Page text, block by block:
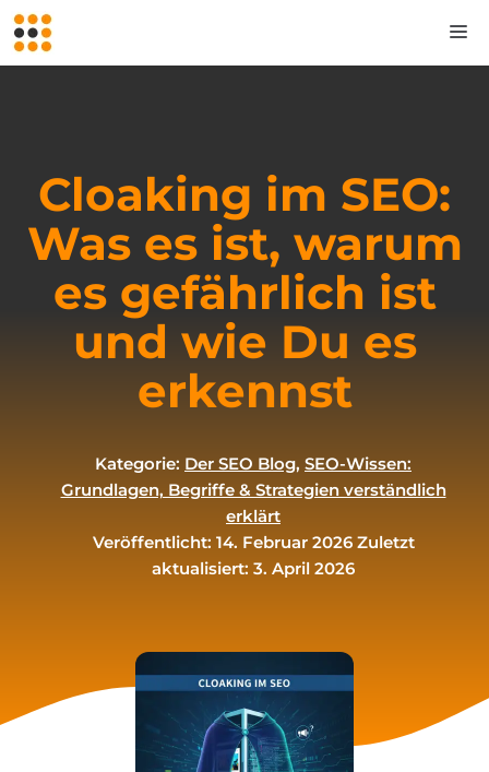
Zum
Inhalt
springen
Cloaking im SEO:
Was es ist, warum
es gefährlich ist
und wie Du es
erkennst
Kategorie: Der SEO Blog, SEO-Wissen:
Grundlagen, Begriffe & Strategien verständlich
erklärt
Veröffentlicht: 14. Februar 2026 Zuletzt
aktualisiert: 3. April 2026